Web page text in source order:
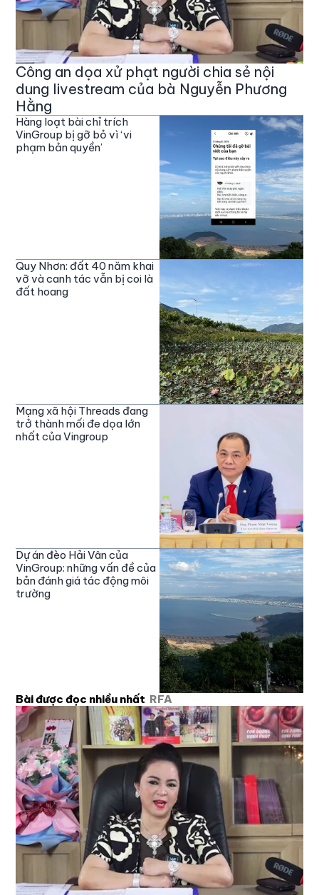
Công an dọa xử phạt người chia sẻ nội
dung livestream của bà Nguyễn Phương
Hằng
Hàng loạt bài chỉ trích
VinGroup bị gỡ bỏ vì ‘vi
phạm bản quyền’
Quy Nhơn: đất 40 năm khai
vỡ và canh tác vẫn bị coi là
đất hoang
Mạng xã hội Threads đang
trở thành mối đe dọa lớn
nhất của Vingroup
Dự án đèo Hải Vân của
VinGroup: những vấn đề của
bản đánh giá tác động môi
trường
Bài được đọc nhiều nhất RFA